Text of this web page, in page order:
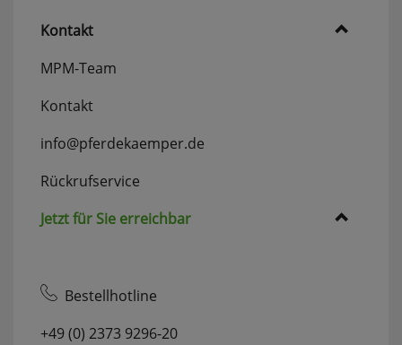
Kontakt
MPM-Team
Kontakt
info@pferdekaemper.de
Rückrufservice
Jetzt für Sie erreichbar
Bestellhotline
+49 (0) 2373 9296-20